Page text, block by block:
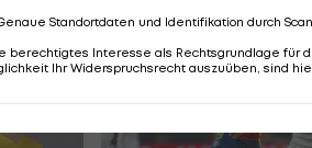
Standortdaten und Identifikation durch
berechtigtes Interesse als Rechtsgrundlage für
Ihr Widerspruchsrecht auszuüben, sind